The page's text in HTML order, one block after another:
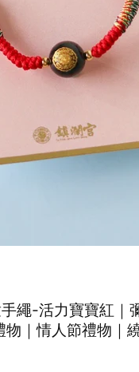
繩-活力寶寶紅｜
｜情人節禮物｜